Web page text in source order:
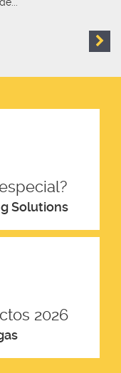
Solutions
2026